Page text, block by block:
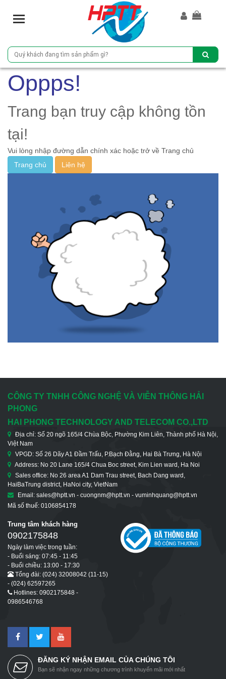
T
l
e
n
i
g
a
t
i
o
Oppps!
Trang bạn truy cập không tồn
tại!
Vui lòng nhập đường dẫn chính xác hoặc trở về Trang chủ
Trang chủ
Liên hệ
CÔNG TY TNHH CÔNG NGHỆ VÀ VIỄN THÔNG HẢI
PHONG
HAI PHONG TECHNOLOGY AND TELECOM CO.,LTD
Địa chỉ: Số 20 ngõ 165/4 Chùa Bộc, Phường Kim Liên, Thành phố Hà Nội,
Việt Nam
VPGD: Số 26 Dãy A1 Đầm Trấu, P.Bạch Đằng, Hai Bà Trưng, Hà Nội
Address: No 20 Lane 165/4 Chua Boc street, Kim Lien ward, Ha Noi
Sales office: No 26 area A1 Dam Trau street, Bach Dang ward,
HaiBaTrung district, HaNoi city, VietNam
Email: sales@hptt.vn - cuongnm@hptt.vn - vuminhquang@hptt.vn
Mã số thuế: 0106854178
Trung tâm khách hàng
0902175848
Ngày làm việc trong tuần:
- Buổi sáng: 07:45 - 11:45
- Buổi chiều: 13:00 - 17:30
Tổng đài: (024) 32008042 (11-15)
- (024) 62597265
Hotlines: 0902175848 -
0986546768
ĐĂNG KÝ NHẬN EMAIL CỦA CHÚNG TÔI
Bạn sẽ nhận ngay những chương trình khuyến mãi mới nhất